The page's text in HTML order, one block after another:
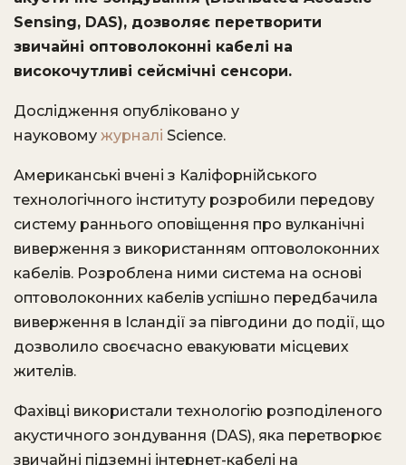
Sensing, DAS), дозволяє перетворити
звичайні оптоволоконні кабелі на
високочутливі сейсмічні сенсори.
Дослідження опубліковано у
науковому журналі Science.
Американські вчені з Каліфорнійського
технологічного інституту розробили передову
систему раннього оповіщення про вулканічні
виверження з використанням оптоволоконних
кабелів. Розроблена ними система на основі
оптоволоконних кабелів успішно передбачила
виверження в Ісландії за півгодини до події, що
дозволило своєчасно евакуювати місцевих
жителів.
Фахівці використали технологію розподіленого
акустичного зондування (DAS), яка перетворює
звичайні підземні інтернет-кабелі на